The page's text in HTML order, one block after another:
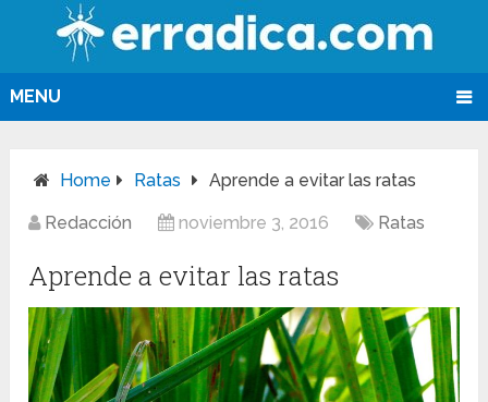
MENU
Home Ratas Aprende a evitar las ratas
Redacción noviembre 3, 2016 Ratas
Aprende a evitar las ratas